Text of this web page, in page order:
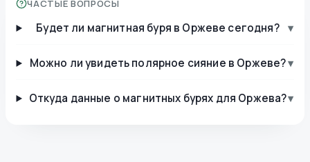
ЧАСТЫЕ ВОПРОСЫ
Будет ли магнитная буря в Оржеве сегодня? ▾
Можно ли увидеть полярное сияние в Оржеве?▾
Откуда данные о магнитных бурях для Оржева?▾